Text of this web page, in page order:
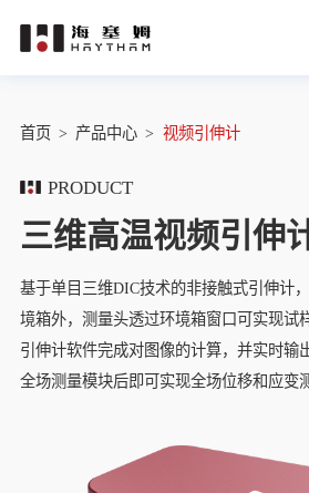
PRODUCT
三维高温视频引伸
基于单目三维DIC技术的非接触式引伸计
境箱外，测量头透过环境箱窗口可实现试
引伸计软件完成对图像的计算，并实时输
全场测量模块后即可实现全场位移和应变
首页 > 产品中心 > 视频引伸计